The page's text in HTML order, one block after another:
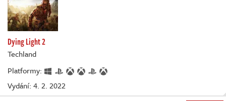
Dying Light 2
Techland
Platformy:
Vydání: 4. 2. 2022